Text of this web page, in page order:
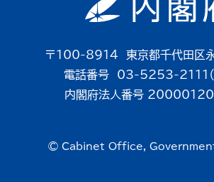
〒100-8914 東京都千代田区
電話番号 03-5253-2111（
内閣府法人番号
© Cabinet Office,